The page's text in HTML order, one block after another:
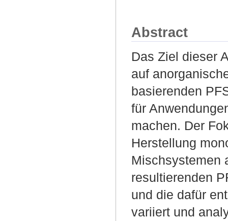
Abstract
Das Ziel dieser
auf
basierenden
für
machen. Der
Herstellung
Mischsystemen
resultierenden
und die dafür
variiert und